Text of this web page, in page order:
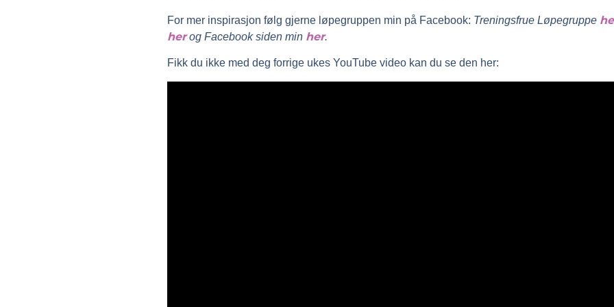
For mer inspirasjon følg gjerne løpegruppen min på Facebook: Treningsfrue Løpegruppe
herog Facebook siden min her.
Fikk du ikke med deg forrige ukes YouTube video kan du se den her: